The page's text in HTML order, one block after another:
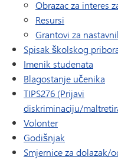
Obrazac za interes
Resursi
Grantovi za
Spisak školskog
Imenik studenata
Blagostanje učenika
TIPS276 (Prijavi
diskriminaciju/
Volonter
Godišnjak
Smjernice za dolazak/